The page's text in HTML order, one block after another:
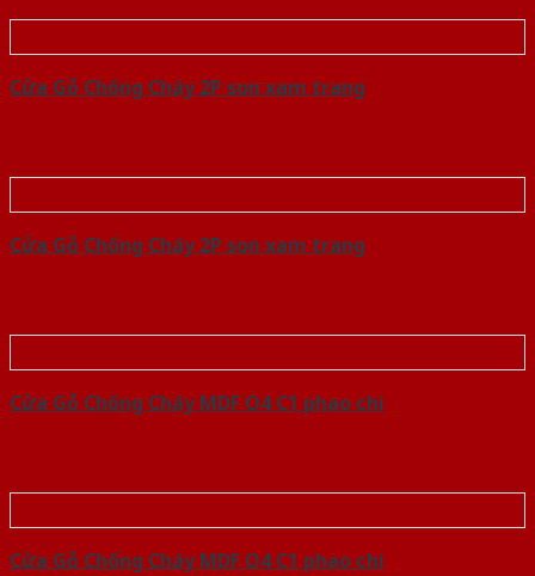
Cửa Gỗ Chống Cháy 2P son xam trang
Cửa Gỗ Chống Cháy 2P son xam trang
Cửa Gỗ Chống Cháy MDF O4 C1 phao chi
Cửa Gỗ Chống Cháy MDF O4 C1 phao chi